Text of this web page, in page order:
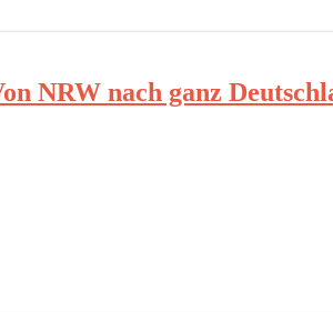
NRW nach ganz